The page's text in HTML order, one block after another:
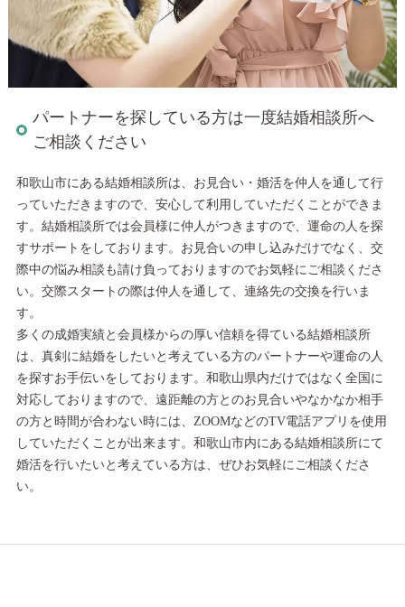
パートナーを探している方は一度結婚相談所へ
ご相談ください
和歌山市にある結婚相談所は、お見合い・婚活を仲人を通して行
っていただきますので、安心して利用していただくことができま
す。結婚相談所では会員様に仲人がつきますので、運命の人を探
すサポートをしております。お見合いの申し込みだけでなく、交
際中の悩み相談も請け負っておりますのでお気軽にご相談くださ
い。交際スタートの際は仲人を通して、連絡先の交換を行いま
す。
多くの成婚実績と会員様からの厚い信頼を得ている結婚相談所
は、真剣に結婚をしたいと考えている方のパートナーや運命の人
を探すお手伝いをしております。和歌山県内だけではなく全国に
対応しておりますので、遠距離の方とのお見合いやなかなか相手
の方と時間が合わない時には、ZOOMなどのTV電話アプリを使用
していただくことが出来ます。和歌山市内にある結婚相談所にて
婚活を行いたいと考えている方は、ぜひお気軽にご相談くださ
い。